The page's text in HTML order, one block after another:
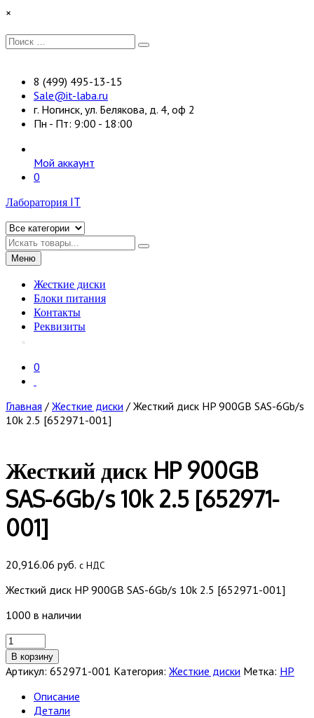
Перейти
содержимому
×
Искать:
Поиск
8 (499) 495-13-15
Sale@it-laba.ru
г. Ногинск, ул. Белякова, д. 4, оф 2
Пн - Пт: 9:00 - 18:00
Мой аккаунт
0
Лаборатория IT
Искать
Меню
Жесткие диски
Блоки питания
Контакты
Реквизиты
0
Главная / Жесткие диски / Жесткий диск HP 900GB SAS-6Gb/s
10k 2.5 [652971-001]
Жесткий диск HP 900GB
SAS-6Gb/s 10k 2.5 [652971-
001]
20,916.06 руб. с НДС
Жесткий диск HP 900GB SAS-6Gb/s 10k 2.5 [652971-001]
1000 в наличии
Количество
товара
Жесткий
диск
900GB
В корзину
Артикул: 652971-001 Категория: Жесткие диски Метка: HP
Описание
Детали